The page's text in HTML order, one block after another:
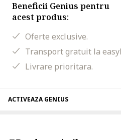
Beneficii Genius pentru
acest produs:
Oferte exclusive.
Transport gratuit la
Livrare prioritara.
ACTIVEAZA GENIUS